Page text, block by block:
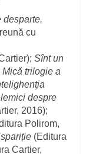
desparte.
cu
Sînt un
trilogie a
despre
2016);
Polirom,
(Editura
Cartier,